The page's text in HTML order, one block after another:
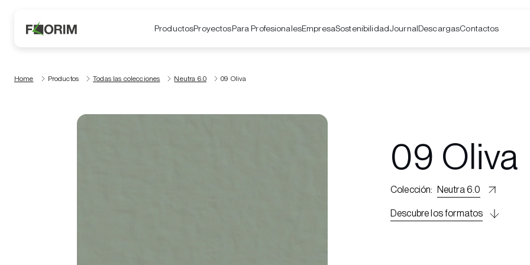
ProductosProyectosPara ProfesionalesEmpresaSostenibilidadJournalDescargasContactos
Home Productos Todas las colecciones Neutra 6.0 09 Oliva
09 Oliva
Colección: Neutra 6.0
Descubre los formatos